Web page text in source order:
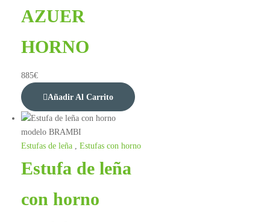
AZUER
HORNO
885€
Añadir Al Carrito
Estufas de leña, Estufas con horno
Estufa de leña
con horno